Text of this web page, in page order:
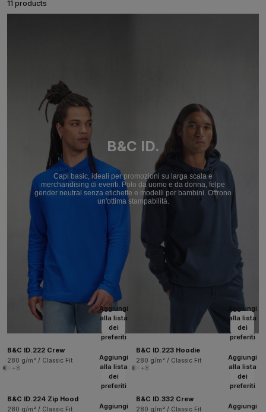
11 products
B&C ID.
Capi basic, ideali per promozioni su larga scala e
merchandising di eventi. Polo da uomo e da donna, felpe
gender neutral senza etichette e modelli per bambini. Offrono
un'ottima stampabilità.
Aggiungi
alla lista
dei
preferiti
B&C ID.222 Crew
280 g/m² / Classic Fit
+8
Aggiungi
alla lista
dei
preferiti
B&C ID.223 Hoodie
280 g/m² / Classic Fit
+8
Aggiungi
alla lista
dei
preferiti
B&C ID.224 Zip Hood
280 g/m² / Classic Fit
Aggiungi
alla lista
dei
preferiti
B&C ID.332 Crew
280 g/m² / Classic Fit
Aggiungi
Aggiungi